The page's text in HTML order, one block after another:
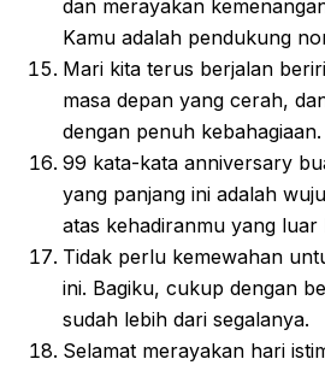
dan merayakan
Kamu adalah pendukung
Mari kita terus berjalan
masa depan yang cerah,
dengan penuh kebahagiaan.
99 kata-kata anniversary
yang panjang ini adalah
atas kehadiranmu yang luar
Tidak perlu kemewahan
ini. Bagiku, cukup dengan
sudah lebih dari segalanya.
Selamat merayakan hari